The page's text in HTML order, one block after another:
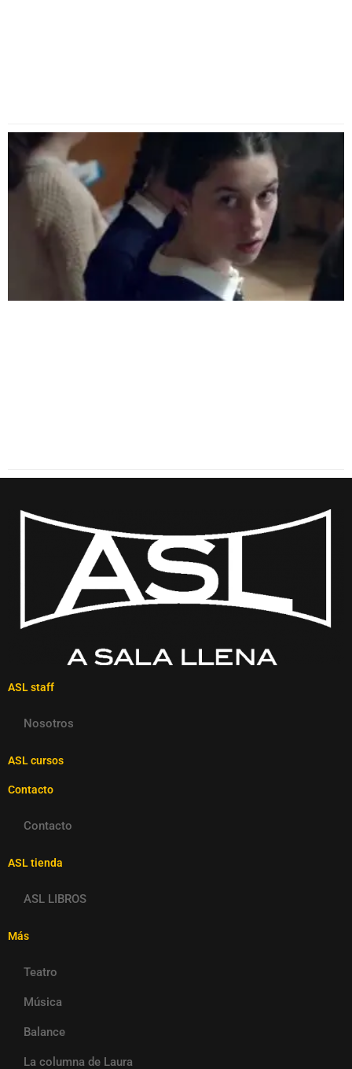
ASL staff
Nosotros
ASL cursos
Contacto
Contacto
ASL tienda
ASL LIBROS
Más
Teatro
Música
Balance
La columna de Laura